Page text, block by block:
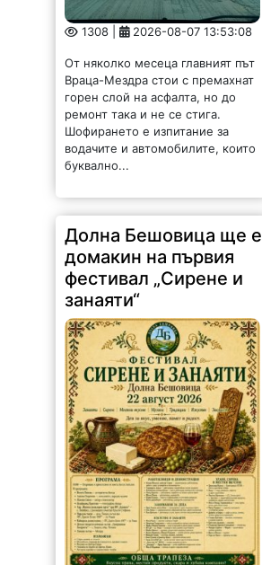
1308 | 2026-08-07 13:53:08
От няколко месеца главният път
Враца-Мездра стои с премахнат
горен слой на асфалта, но до
ремонт така и не се стига.
Шофирането е изпитание за
водачите и автомобилите, които
буквално...
Долна Бешовица ще е
домакин на първия
фестивал „Сирене и
занаяти“